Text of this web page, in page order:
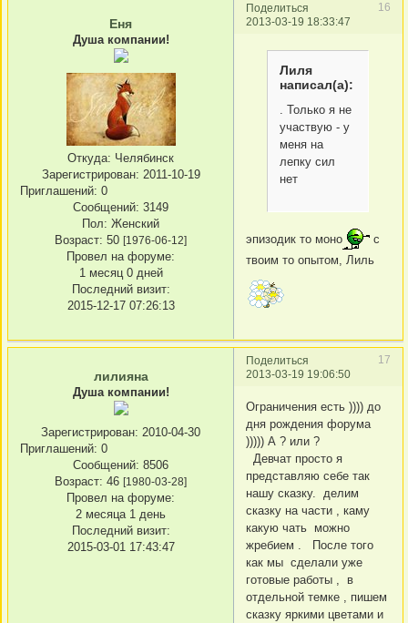
Поделиться
16
2013-03-19 18:33:47
Еня
Душа компании!
Откуда: Челябинск
Зарегистрирован: 2011-10-19
Приглашений: 0
Сообщений: 3149
Пол: Женский
Возраст: 50 [1976-06-12]
Провел на форуме:
1 месяц 0 дней
Последний визит:
2015-12-17 07:26:13
Лиля
написал(а):
. Только я не
участвую - у
меня на
лепку сил
нет
эпизодик то моно
с
твоим то опытом, Лиль
Поделиться
17
2013-03-19 19:06:50
лилияна
Душа компании!
Зарегистрирован: 2010-04-30
Приглашений: 0
Сообщений: 8506
Возраст: 46 [1980-03-28]
Провел на форуме:
2 месяца 1 день
Последний визит:
2015-03-01 17:43:47
Ограничения есть )))) до
дня рождения форума
))))) А ? или ?
Девчат просто я
представляю себе так
нашу сказку. делим
сказку на части , каму
какую чать можно
жребием . После того
как мы сделали уже
готовые работы , в
отдельной темке , пишем
сказку яркими цветами и